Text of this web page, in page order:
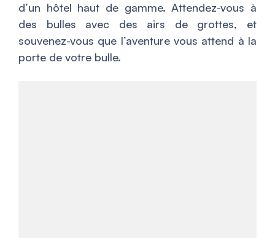
d’un hôtel haut de gamme. Attendez-vous à
des bulles avec des airs de grottes, et
souvenez-vous que l’aventure vous attend à la
porte de votre bulle.